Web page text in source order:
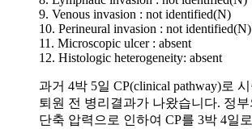
9. Venous invasion : not identified(N)
10. Perineural invasion : not identified(N)
11. Microscopic ulcer : absent
12. Histologic heterogeneity: absent
과거 4박 5일 CP(clinical pathway)로
퇴원 전 병리결과가 나왔습니다. 정
단축 압력으로 인하여 CP를 3박 4일